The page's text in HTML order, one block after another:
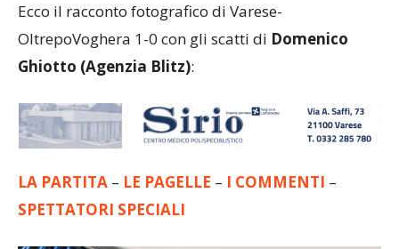
Ecco il racconto fotografico di Varese-
OltrepoVoghera 1-0 con gli scatti di Domenico
Ghiotto (Agenzia Blitz):
LA PARTITA – LE PAGELLE – I COMMENTI –
SPETTATORI SPECIALI